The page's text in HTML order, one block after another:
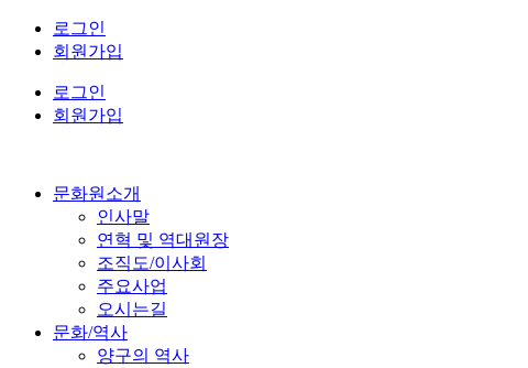
로그인
회원가입
로그인
회원가입
문화원소개
인사말
연혁 및 역대원장
조직도/이사회
주요사업
오시는길
문화/역사
양구의 역사